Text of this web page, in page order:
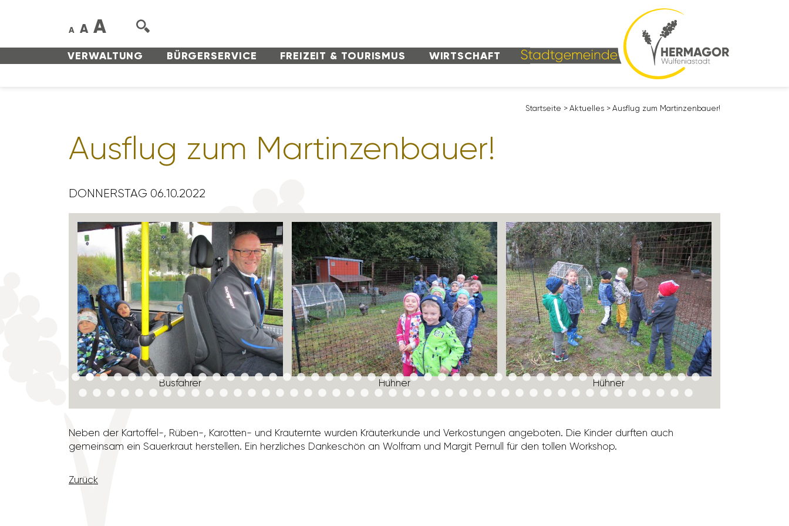
VERWAL­TUNG BÜRGER­SERVICE FREI­ZEIT & TOURISMUS WIRT­SCHAFT
A A A
Start­seite > Aktu­elles > Ausflug zum Martinzen­bauer!
Ausflug zum Martinzen­bauer!
DONNERSTAG 06.10.2022
Busfahrer Hühner Hühner
Neben der Kartoffel-, Rüben-, Karotten- und Krau­ternte wurden Kräu­ter­kunde und Verkos­tungen ange­boten. Die Kinder durften auch
gemeinsam ein Sauer­kraut herstellen. Ein herz­li­ches Danke­schön an Wolfram und Margit Pernull für den tollen Work­shop.
Zurück